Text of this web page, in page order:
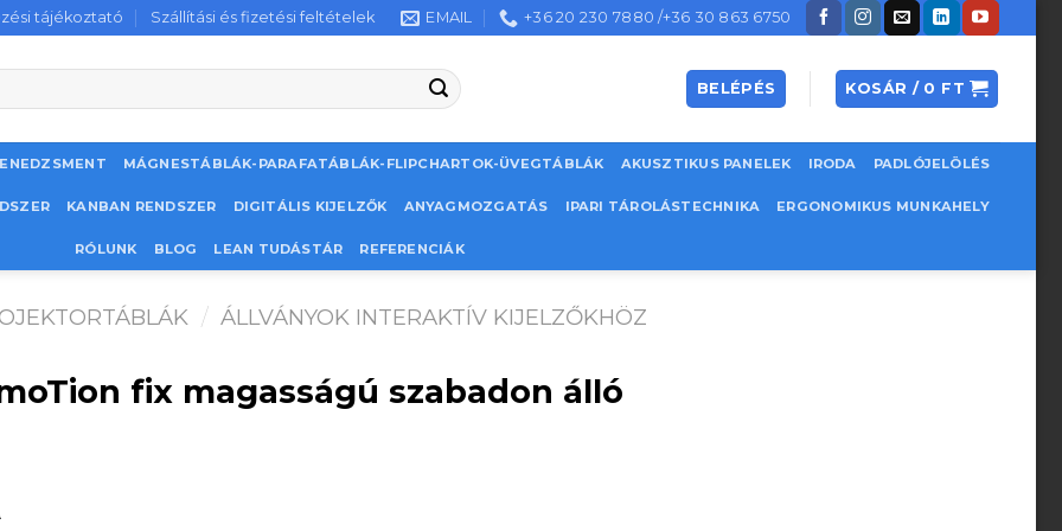
tájékoztató Szállítási és fizetési feltételek EMAIL +36 20 230 7880 /+36 30 863 6750
BELÉPÉS KOSÁR / 0 FT
MÁGNESTÁBLÁK-PARAFATÁBLÁK-FLIPCHARTOK-ÜVEGTÁBLÁK AKUSZTIKUS PANELEK IRODA PADLÓJELÖLÉS
KANBAN RENDSZER DIGITÁLIS KIJELZŐK ANYAGMOZGATÁS IPARI TÁROLÁSTECHNIKA ERGONOMIKUS MUNKAHELY
RÓLUNK BLOG LEAN TUDÁSTÁR REFERENCIÁK
/ ÁLLVÁNYOK INTERAKTÍV KIJELZŐKHÖZ
fix magasságú szabadon álló